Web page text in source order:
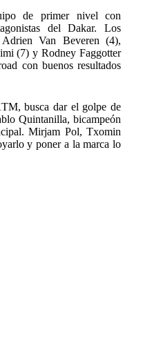
de primer nivel con
del Dakar. Los
Van Beveren (4),
(7) y Rodney Faggotter
con buenos resultados
busca dar el golpe de
Quintanilla, bicampeón
Mirjam Pol, Txomin
y poner a la marca lo